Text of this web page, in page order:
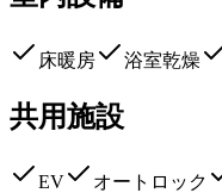
床暖房 浴室乾燥
共用施設
EV オートロック